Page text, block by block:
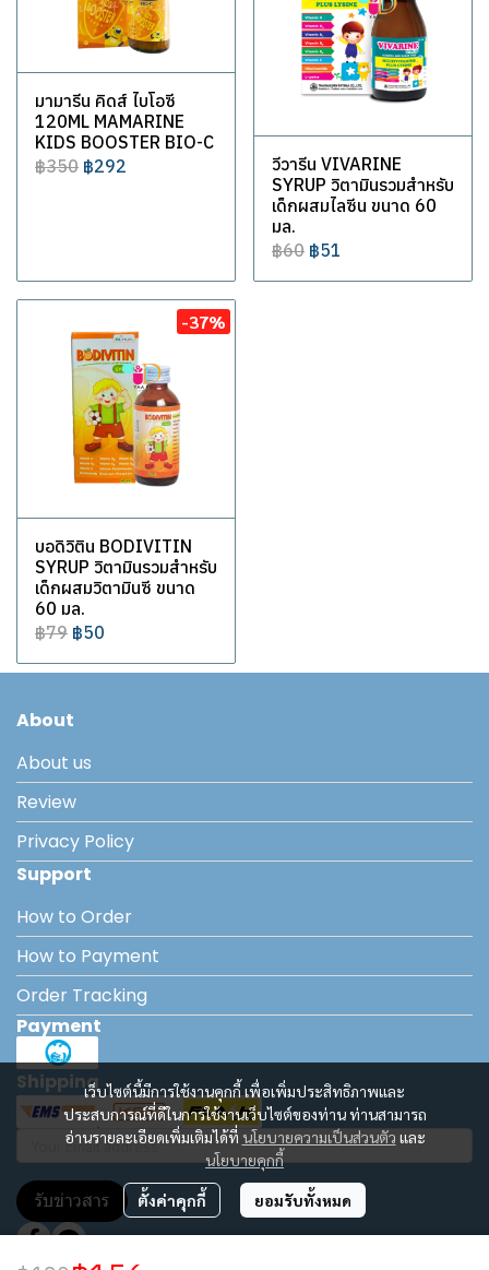
มามารีน คิดส์ ไบโอซี
120ML MAMARINE
KIDS BOOSTER BIO-C
฿350 ฿292
วีวารีน VIVARINE
SYRUP วิตามินรวมสำหรับ
เด็กผสมไลซีน ขนาด 60
มล.
฿60 ฿51
-37%
บอดิวิติน BODIVITIN
SYRUP วิตามินรวมสำหรับ
เด็กผสมวิตามินซี ขนาด
60 มล.
฿79 ฿50
เว็บไซต์นี้มีการใช้งานคุกกี้ เพื่อเพิ่มประสิทธิภาพและ
ประสบการณ์ที่ดีในการใช้งานเว็บไซต์ของท่าน ท่านสามารถ
อ่านรายละเอียดเพิ่มเติมได้ที่ นโยบายความเป็นส่วนตัว และ
นโยบายคุกกี้
ตั้งค่าคุกกี้ ยอมรับทั้งหมด
About
About us
Review
Privacy Policy
Support
How to Order
How to Payment
Order Tracking
Payment
Shipping
รับข่าวสาร